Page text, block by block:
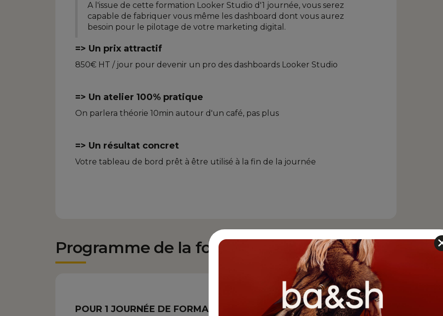
A l'issue de cette formation Looker Studio d'1 journée, vous serez
capable de fabriquer vous même les dashboard dont vous aurez
besoin pour le pilotage de votre marketing digital.
=> Un prix attractif
850€ HT / jour pour devenir un pro des dashboards Looker Studio
=> Un atelier 100% pratique
On parlera théorie 10min autour d'un café, pas plus
=> Un résultat concret
Votre tableau de bord prêt à être utilisé à la fin de la journée
Programme de la formation Looker Studio
POUR 1 JOURNÉE DE FORMATION